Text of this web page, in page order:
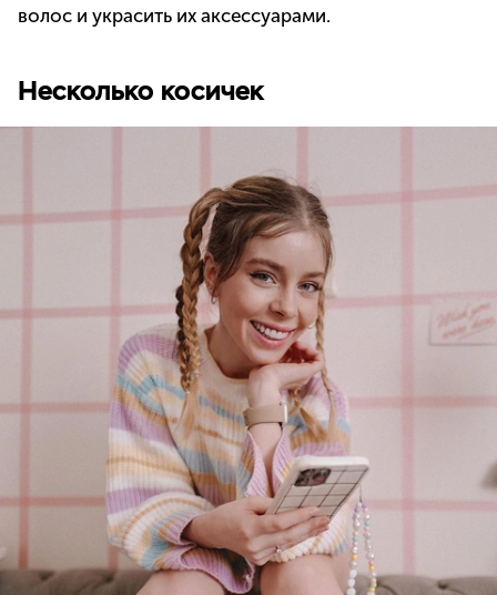
волос и украсить их аксессуарами.
Несколько косичек